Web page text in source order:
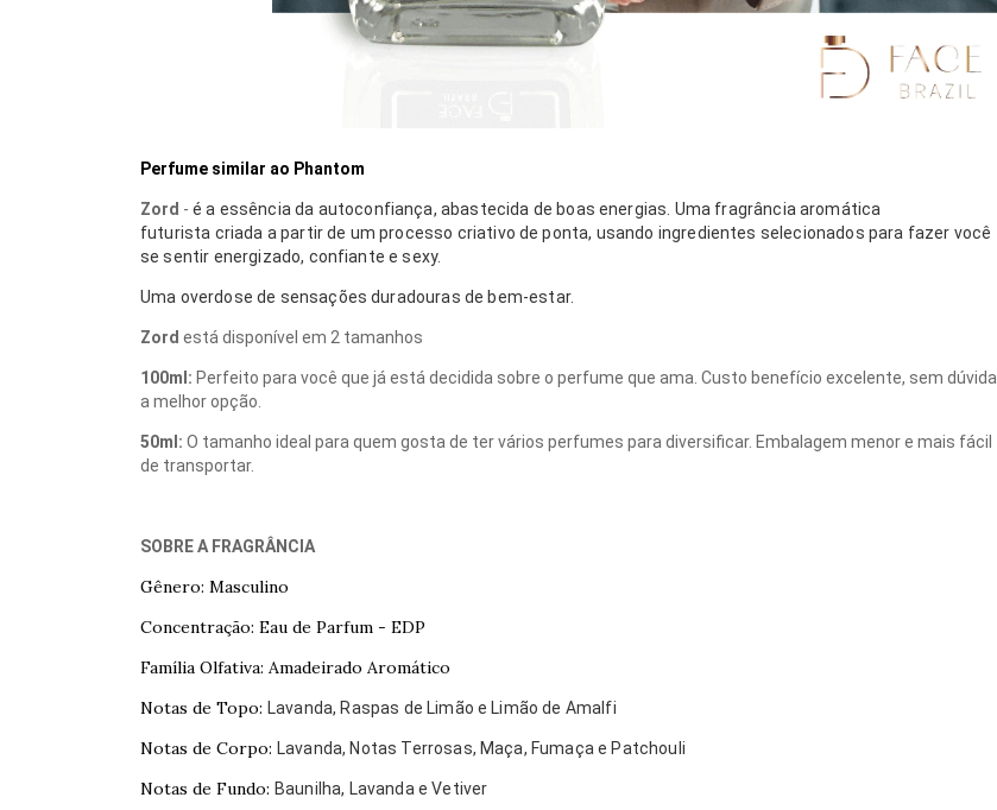
Perfume similar ao Phantom
Zord - é a essência da autoconfiança, abastecida de boas energias. Uma fragrância aromática
futurista criada a partir de um processo criativo de ponta, usando ingredientes selecionados para fazer você
se sentir energizado, confiante e sexy.
Uma overdose de sensações duradouras de bem-estar.
Zord está disponível em 2 tamanhos
100ml: Perfeito para você que já está decidida sobre o perfume que ama. Custo benefício excelente, sem dúvida
a melhor opção.
50ml: O tamanho ideal para quem gosta de ter vários perfumes para diversificar. Embalagem menor e mais fácil
de transportar.
SOBRE A FRAGRÂNCIA
Gênero: Masculino
Concentração: Eau de Parfum - EDP
Família Olfativa: Amadeirado Aromático
Notas de Topo: Lavanda, Raspas de Limão e Limão de Amalfi
Notas de Corpo: Lavanda, Notas Terrosas, Maça, Fumaça e Patchouli
Notas de Fundo: Baunilha, Lavanda e Vetiver